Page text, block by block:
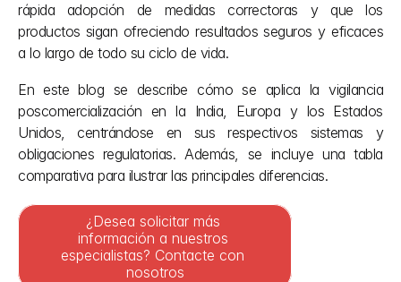
rápida adopción de medidas correctoras y que los
productos sigan ofreciendo resultados seguros y eficaces
a lo largo de todo su ciclo de vida.
En este blog se describe cómo se aplica la vigilancia
poscomercialización en la India, Europa y los Estados
Unidos, centrándose en sus respectivos sistemas y
obligaciones regulatorias. Además, se incluye una tabla
comparativa para ilustrar las principales diferencias.
¿Desea solicitar más
información a nuestros
especialistas? Contacte con
nosotros